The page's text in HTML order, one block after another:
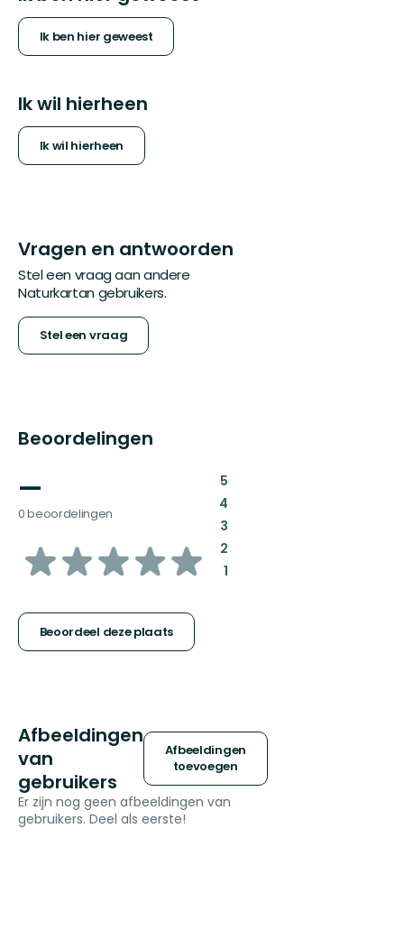
Ik ben hier geweest
Ik wil hierheen
Ik wil hierheen
Vragen en antwoorden
Stel een vraag aan andere
Naturkartan gebruikers.
Stel een vraag
Beoordelingen
—
0 beoordelingen
van
sterren
Beoordeel deze plaats
5:
4:
3:
2:
1:
Afbeeldingen
van
gebruikers
Afbeeldingen
toevoegen
Er zijn nog geen afbeeldingen van
gebruikers. Deel als eerste!